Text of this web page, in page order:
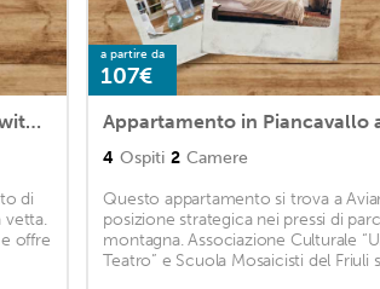
Awesome apartment in Busa di Villotta with WiFi and 1 Bedrooms
di
vetta.
offre
a partire da
107€
4 Ospiti 2 Camere
Questo appartamento si trova a
posizione strategica nei pressi di
montagna. Associazione Culturale
Teatro” e Scuola Mosaicisti del Friuli